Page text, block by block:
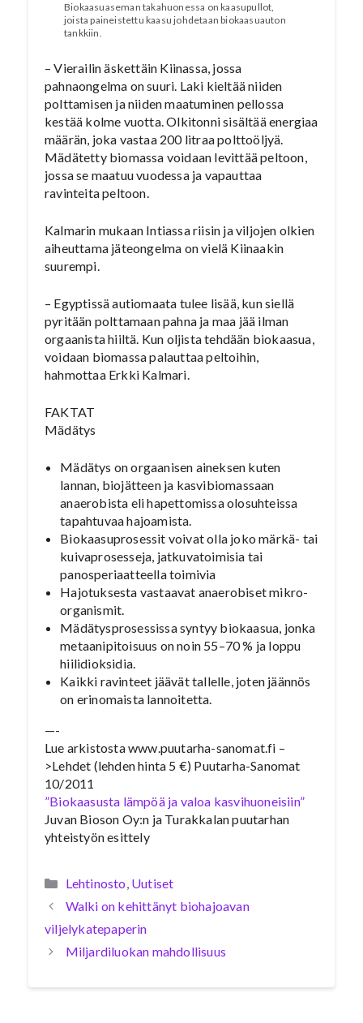
Biokaasuaseman takahuonessa on kaasupullot,
joista paineistettu kaasu johdetaan biokaasuauton
tankkiin.
– Vierailin äskettäin Kiinassa, jossa
pahnaongelma on suuri. Laki kieltää niiden
polttamisen ja niiden maatuminen pellossa
kestää kolme vuotta. Olkitonni sisältää energiaa
määrän, joka vastaa 200 litraa polttoöljyä.
Mädätetty biomassa voidaan levittää peltoon,
jossa se maatuu vuodessa ja vapauttaa
ravinteita peltoon.
Kalmarin mukaan Intiassa riisin ja viljojen olkien
aiheuttama jäteongelma on vielä Kiinaakin
suurempi.
– Egyptissä autiomaata tulee lisää, kun siellä
pyritään polttamaan pahna ja maa jää ilman
orgaanista hiiltä. Kun oljista tehdään biokaasua,
voidaan biomassa palauttaa peltoihin,
hahmottaa Erkki Kalmari.
FAKTAT
Mädätys
Mädätys on orgaanisen aineksen kuten
lannan, biojätteen ja kasvibiomassaan
anaerobista eli hapettomissa olosuhteissa
tapahtuvaa hajoamista.
Biokaasuprosessit voivat olla joko märkä- tai
kuivaprosesseja, jatkuvatoimisia tai
panosperiaatteella toimivia
Hajotuksesta vastaavat anaerobiset mikro-
organismit.
Mädätysprosessissa syntyy biokaasua, jonka
metaanipitoisuus on noin 55–70 % ja loppu
hiilidioksidia.
Kaikki ravinteet jäävät tallelle, joten jäännös
on erinomaista lannoitetta.
—-
Lue arkistosta www.puutarha-sanomat.fi –
>Lehdet (lehden hinta 5 €) Puutarha-Sanomat
10/2011
”Biokaasusta lämpöä ja valoa kasvihuoneisiin”
Juvan Bioson Oy:n ja Turakkalan puutarhan
yhteistyön esittely
Kategoriat
Lehtinosto, Uutiset
Walki on kehittänyt biohajoavan
viljelykatepaperin
Miljardiluokan mahdollisuus